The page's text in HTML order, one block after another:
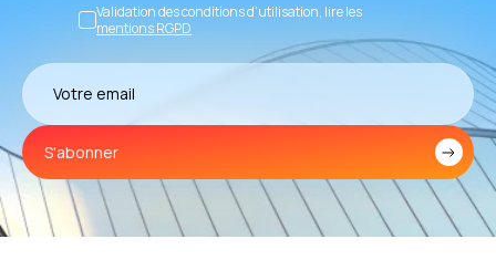
Validation des conditions d’utilisation, lire les
mentions RGPD
S'abonner